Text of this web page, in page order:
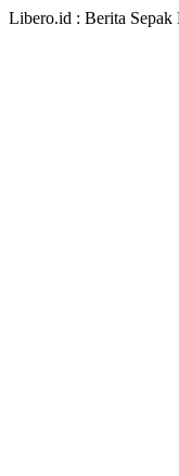
Libero.id : Berita Sepak